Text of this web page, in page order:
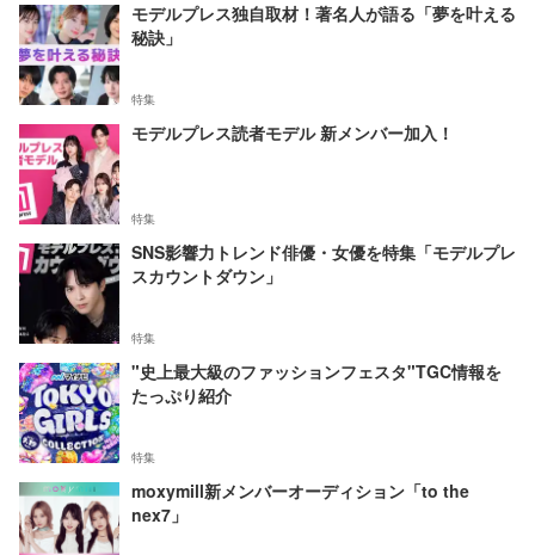
モデルプレス独自取材！著名人が語る「夢を叶える
秘訣」
特集
モデルプレス読者モデル 新メンバー加入！
特集
SNS影響力トレンド俳優・女優を特集「モデルプレ
スカウントダウン」
特集
"史上最大級のファッションフェスタ"TGC情報を
たっぷり紹介
特集
moxymill新メンバーオーディション「to the
nex7」